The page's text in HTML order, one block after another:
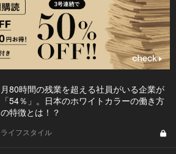
月80時間の残業を超える社員がいる企業が
「54％」。日本のホワイトカラーの働き方
の特徴とは！？
ライフスタイル